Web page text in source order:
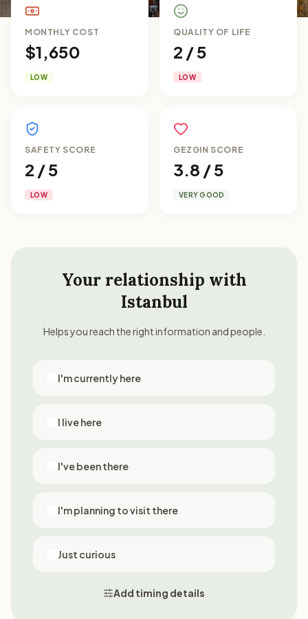
MONTHLY COST
$1,650
LOW
QUALITY OF LIFE
2 / 5
LOW
SAFETY SCORE
2 / 5
LOW
GEZGIN SCORE
3.8 / 5
VERY GOOD
Your relationship with
Istanbul
Helps you reach the right information and people.
I'm currently here
I live here
I've been there
I'm planning to visit there
Just curious
Add timing details